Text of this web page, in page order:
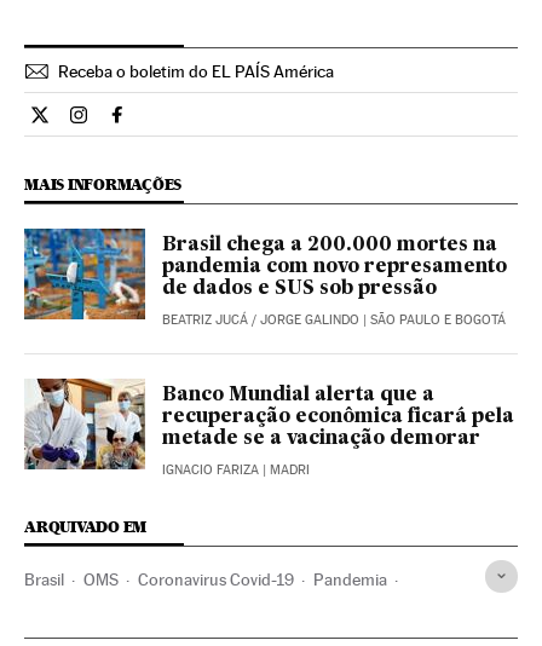
Receba o boletim do EL PAÍS América
Ciencia El País Brasil en Twitter
Ciencia El País Brasil en Instagram
Ciencia El País Brasil en Facebook
MAIS INFORMAÇÕES
Brasil chega a 200.000 mortes na
pandemia com novo represamento
de dados e SUS sob pressão
BEATRIZ JUCÁ / JORGE GALINDO | SÃO PAULO E BOGOTÁ
Banco Mundial alerta que a
recuperação econômica ficará pela
metade se a vacinação demorar
IGNACIO FARIZA | MADRI
ARQUIVADO EM
Brasil OMS Coronavirus Covid-19 Pandemia